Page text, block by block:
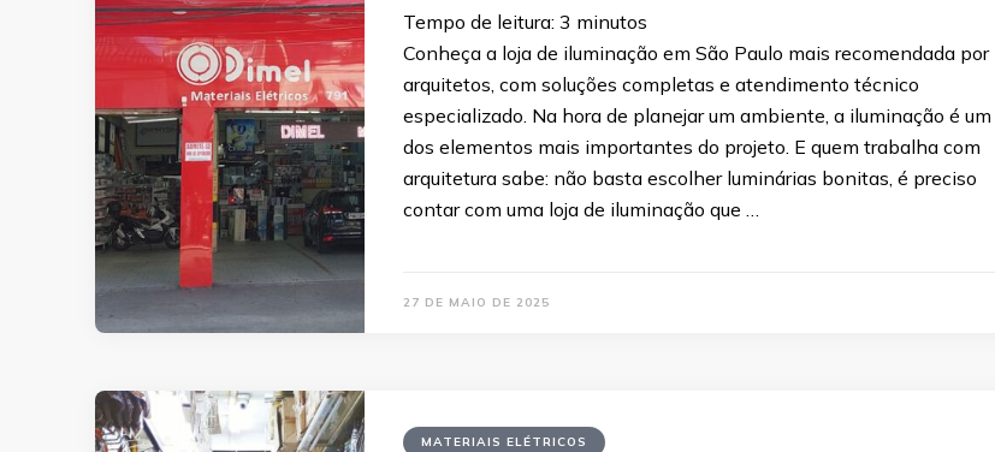
Tempo de leitura: 3 minutos
Conheça a loja de iluminação em São Paulo mais recomendada por
arquitetos, com soluções completas e atendimento técnico
especializado. Na hora de planejar um ambiente, a iluminação é um
dos elementos mais importantes do projeto. E quem trabalha com
arquitetura sabe: não basta escolher luminárias bonitas, é preciso
contar com uma loja de iluminação que …
27 DE MAIO DE 2025
MATERIAIS ELÉTRICOS